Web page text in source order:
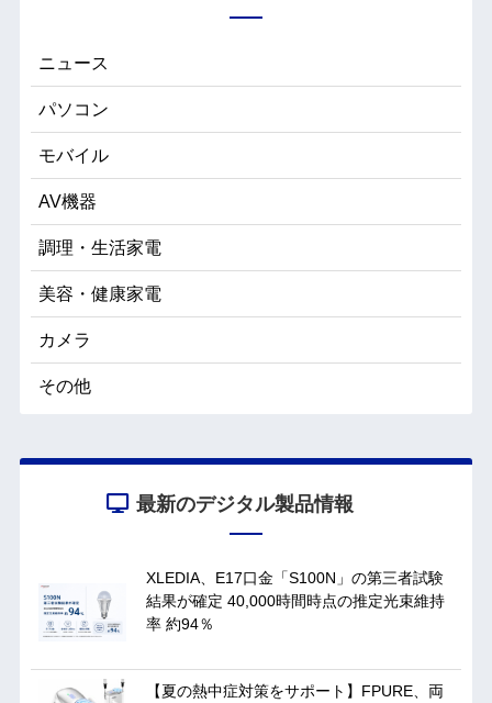
ニュース
パソコン
モバイル
AV機器
調理・生活家電
美容・健康家電
カメラ
その他
最新のデジタル製品情報
XLEDIA、E17口金「S100N」の第三者試験
結果が確定 40,000時間時点の推定光束維持
率 約94％
【夏の熱中症対策をサポート】FPURE、両